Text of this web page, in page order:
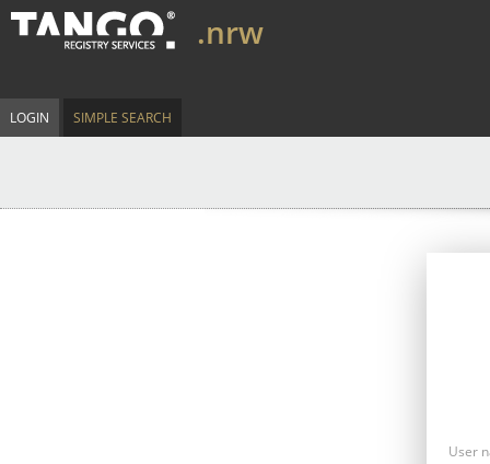
.nrw
LOGIN SIMPLE SEARCH
User